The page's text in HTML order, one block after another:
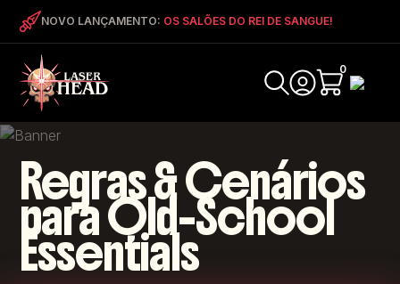
NOVO LANÇAMENTO: OS SALÕES DO REI DE SANGUE!
0
Regras & Cenários
para Old-School
Essentials